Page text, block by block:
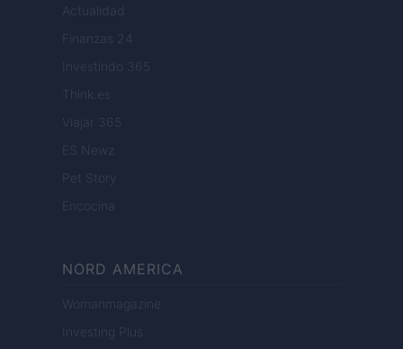
Actualidad
Finanzas 24
Investindo 365
Think.es
Viajar 365
ES Newz
Pet Story
Encocina
NORD AMERICA
Womanmagazine
Investing Plus